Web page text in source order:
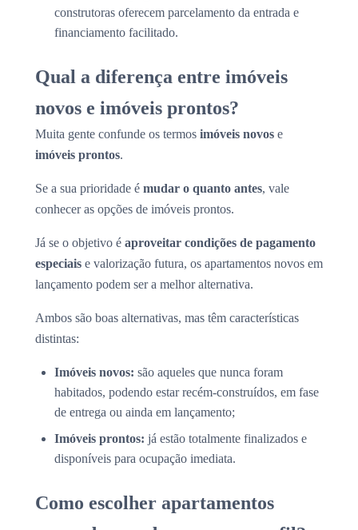
construtoras oferecem parcelamento da entrada e
financiamento facilitado.
Qual a diferença entre imóveis
novos e imóveis prontos?
Muita gente confunde os termos imóveis novos e
imóveis prontos.
Se a sua prioridade é mudar o quanto antes, vale
conhecer as opções de imóveis prontos.
Já se o objetivo é aproveitar condições de pagamento
especiais e valorização futura, os apartamentos novos em
lançamento podem ser a melhor alternativa.
Ambos são boas alternativas, mas têm características
distintas:
Imóveis novos: são aqueles que nunca foram
habitados, podendo estar recém-construídos, em fase
de entrega ou ainda em lançamento;
Imóveis prontos: já estão totalmente finalizados e
disponíveis para ocupação imediata.
Como escolher apartamentos